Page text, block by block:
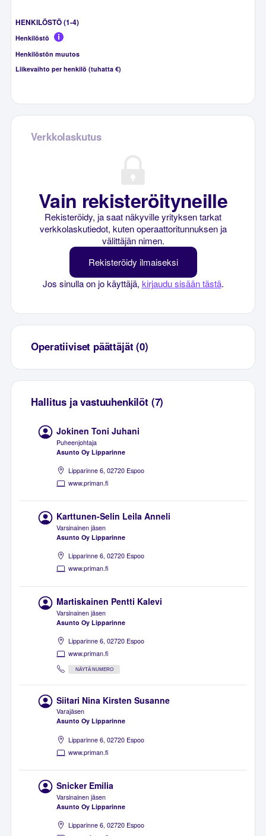
HENKILÖSTÖ (1-4)
Henkilöstö
Henkilöstön muutos
Liikevaihto per henkilö (tuhatta €)
Verkkolaskutus
Vain rekisteröityneille
Rekisteröidy, ja saat näkyville yrityksen tarkat
verkkolaskutiedot, kuten operaattoritunnuksen ja
välittäjän nimen.
Rekisteröidy ilmaiseksi
Jos sinulla on jo käyttäjä, kirjaudu sisään tästä.
Operatiiviset päättäjät (0)
Hallitus ja vastuuhenkilöt (7)
Jokinen Toni Juhani
Puheenjohtaja
Asunto Oy Lipparinne
Lipparinne 6, 02720 Espoo
www.priman.fi
Karttunen-Selin Leila Anneli
Varsinainen jäsen
Asunto Oy Lipparinne
Lipparinne 6, 02720 Espoo
www.priman.fi
Martiskainen Pentti Kalevi
Varsinainen jäsen
Asunto Oy Lipparinne
Lipparinne 6, 02720 Espoo
www.priman.fi
NÄYTÄ NUMERO
Siitari Nina Kirsten Susanne
Varajäsen
Asunto Oy Lipparinne
Lipparinne 6, 02720 Espoo
www.priman.fi
Snicker Emilia
Varsinainen jäsen
Asunto Oy Lipparinne
Lipparinne 6, 02720 Espoo